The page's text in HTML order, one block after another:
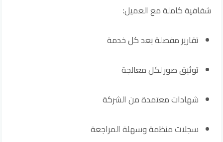
شفافية كاملة مع العميل:
تقارير مفصلة بعد كل خدمة
توثيق صور لكل معالجة
شهادات معتمدة من الشركة
سجلات منظمة وسهلة المراجعة